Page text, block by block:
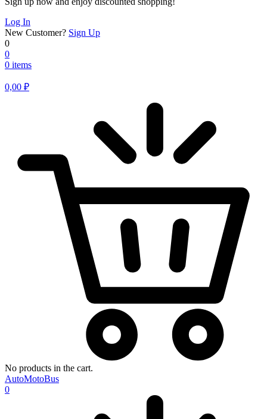
Log In
New Customer? Sign Up
0
0
0 items
0,00 ₽
No products in the cart.
AutoMotoBus
0